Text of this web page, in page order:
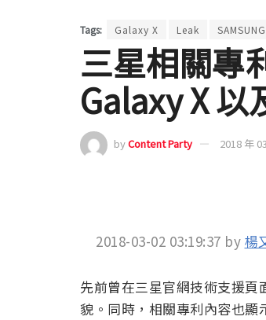
Tags: Galaxy X Leak SAMSUNG
三星相關專
Galaxy X
byContent Party 2018 年
2018-03-02 03:19:37 by 楊
先前曾在三星官網技術支援頁
貌。同時，相關專利內容也顯